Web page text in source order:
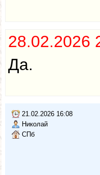
Да.
21.02.2026 16:08
Николай
СПб